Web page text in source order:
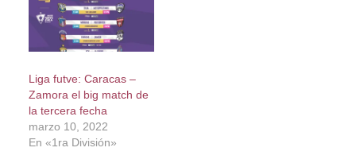
Liga futve: Caracas –
Zamora el big match de
la tercera fecha
marzo 10, 2022
En «1ra División»